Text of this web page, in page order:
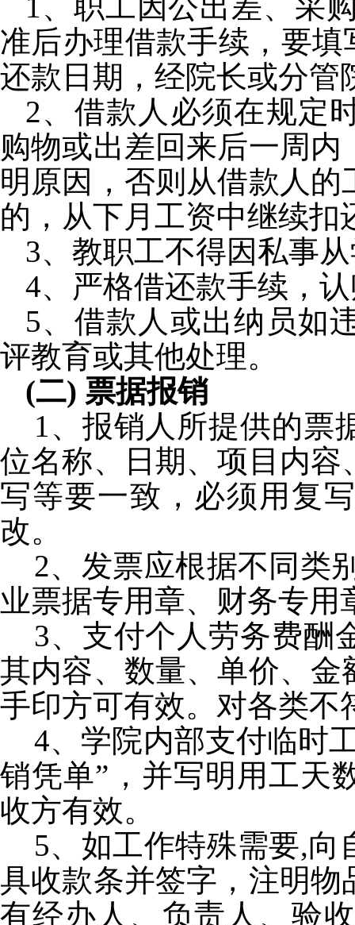
准后办理借款手续，要
还款日期，经院长或分管
2、借款人必须在规定
购物或出差回来后一周
明原因，否则从借款人
的，从下月工资中继续扣
3、教职工不得因私事
4、严格借还款手续，
5、借款人或出纳员如
评教育或其他处理。
(二) 票据报销
1 、报销人所提供的票
位名称、日期、项目内
写等要一致，必须用复
改。
2、发票应根据不同类
业票据专用章、财务专用
3、支付个人劳务费酬
其内容、数量、单价、
手印方可有效。对各类不
4、学院内部支付临时
销凭单”，并写明用工天
收方有效。
5、如工作特殊需要,向
具收款条并签字，注明
有经办人、负责人、验